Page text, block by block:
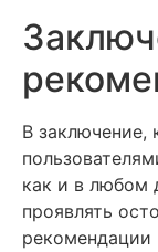
В заключение,
как и в любом
проявлять
рекомендации